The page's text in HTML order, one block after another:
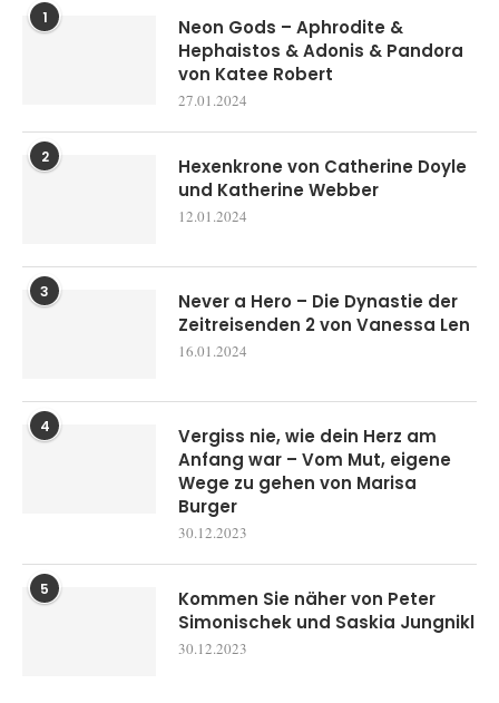
1
Neon Gods – Aphrodite &
Hephaistos & Adonis & Pandora
von Katee Robert
27.01.2024
2
Hexenkrone von Catherine Doyle
und Katherine Webber
12.01.2024
3
Never a Hero – Die Dynastie der
Zeitreisenden 2 von Vanessa Len
16.01.2024
4
Vergiss nie, wie dein Herz am
Anfang war – Vom Mut, eigene
Wege zu gehen von Marisa
Burger
30.12.2023
5
Kommen Sie näher von Peter
Simonischek und Saskia Jungnikl
30.12.2023